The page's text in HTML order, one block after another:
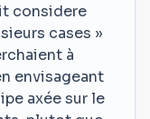
considere
cases »
à
envisageant
axée sur le